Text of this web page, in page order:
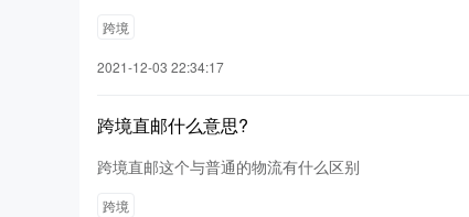
跨境
2021-12-03 22:34:17
跨境直邮什么意思?
跨境直邮这个与普通的物流有什么区别
跨境